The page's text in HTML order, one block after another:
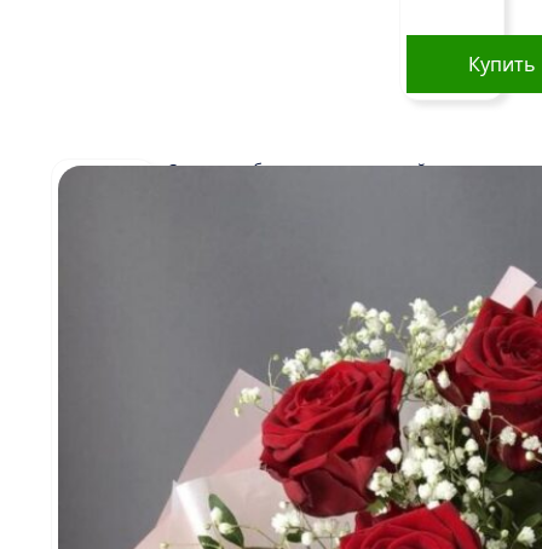
Купить
Стоимость букетов и композиций, указанная
Информация о составе букетов, ценах на
товары и услуги, представленная на данном
сайте, предназначена исключительно для
ознакомления и не является публичной
офертой, как это определено в Статье 437(2)
Гражданского кодекса Российской Федерации.
КЛИЕНТАМ